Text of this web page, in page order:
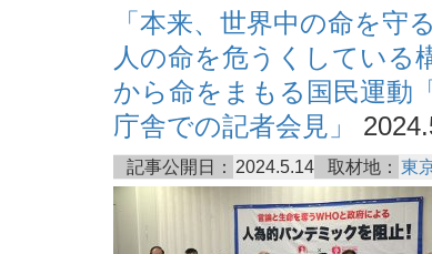
「本来、世界中の命を守
人の命を危うくしている
から命をまもる国民運動
庁舎での記者会見」
記事公開日： 2024.5.14 取材地： 東